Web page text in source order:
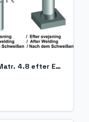
ID Gevindbøs M6-Ø10x30 mm Matr. 4.8 efter EN ISO 13918